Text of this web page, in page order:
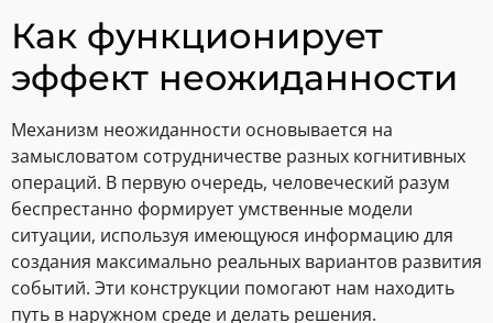
Как функционирует
эффект неожиданности
Механизм неожиданности основывается на
замысловатом сотрудничестве разных когнитивных
операций. В первую очередь, человеческий разум
беспрестанно формирует умственные модели
ситуации, используя имеющуюся информацию для
создания максимально реальных вариантов развития
событий. Эти конструкции помогают нам находить
путь в наружном среде и делать решения.